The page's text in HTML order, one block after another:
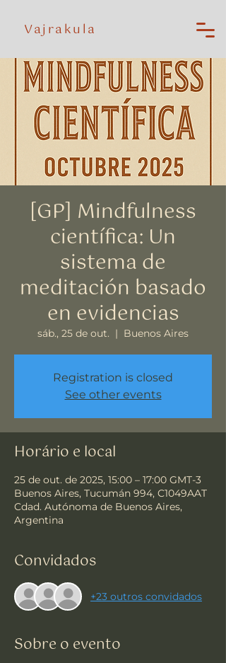
Vajrakula
[GP] Mindfulness
científica: Un
sistema de
meditación basado
en evidencias
sáb., 25 de out.
  |
Buenos Aires
Registration is closed
See other events
Horário e local
25 de out. de 2025, 15:00 – 17:00 GMT-3
Buenos Aires, Tucumán 994, C1049AAT
Cdad. Autónoma de Buenos Aires,
Argentina
Convidados
+23 outros convidados
Sobre o evento